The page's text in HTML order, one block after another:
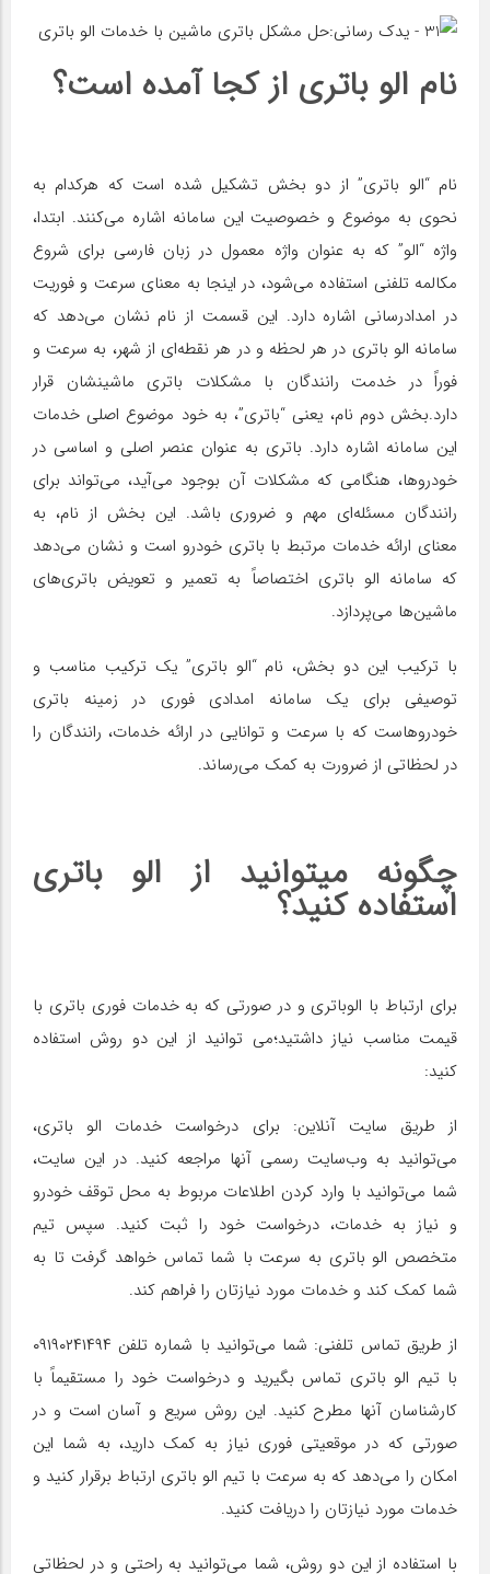
نام الو باتری از کجا آمده است؟
نام “الو باتری” از دو بخش تشکیل شده است که هرکدام به
نحوی به موضوع و خصوصیت این سامانه اشاره می‌کنند. ابتدا،
واژه “الو” که به عنوان واژه معمول در زبان فارسی برای شروع
مکالمه تلفنی استفاده می‌شود، در اینجا به معنای سرعت و فوریت
در امدادرسانی اشاره دارد. این قسمت از نام نشان می‌دهد که
سامانه الو باتری در هر لحظه و در هر نقطه‌ای از شهر، به سرعت و
فوراً در خدمت رانندگان با مشکلات باتری ماشینشان قرار
دارد.بخش دوم نام، یعنی “باتری”، به خود موضوع اصلی خدمات
این سامانه اشاره دارد. باتری به عنوان عنصر اصلی و اساسی در
خودروها، هنگامی که مشکلات آن بوجود می‌آید، می‌تواند برای
رانندگان مسئله‌ای مهم و ضروری باشد. این بخش از نام، به
معنای ارائه خدمات مرتبط با باتری خودرو است و نشان می‌دهد
که سامانه الو باتری اختصاصاً به تعمیر و تعویض باتری‌های
ماشین‌ها می‌پردازد.
با ترکیب این دو بخش، نام “الو باتری” یک ترکیب مناسب و
توصیفی برای یک سامانه امدادی فوری در زمینه باتری
خودروهاست که با سرعت و توانایی در ارائه خدمات، رانندگان را
در لحظاتی از ضرورت به کمک می‌رساند.
چگونه میتوانید از الو باتری
استفاده کنید؟
برای ارتباط با الوباتری و در صورتی که به خدمات فوری باتری با
قیمت مناسب نیاز داشتید؛می توانید از این دو روش استفاده
کنید:
از طریق سایت آنلاین: برای درخواست خدمات الو باتری،
می‌توانید به وب‌سایت رسمی آنها مراجعه کنید. در این سایت،
شما می‌توانید با وارد کردن اطلاعات مربوط به محل توقف خودرو
و نیاز به خدمات، درخواست خود را ثبت کنید. سپس تیم
متخصص الو باتری به سرعت با شما تماس خواهد گرفت تا به
شما کمک کند و خدمات مورد نیازتان را فراهم کند.
از طریق تماس تلفنی: شما می‌توانید با شماره تلفن ۰۹۱۹۰۲۴۱۴۹۴
با تیم الو باتری تماس بگیرید و درخواست خود را مستقیماً با
کارشناسان آنها مطرح کنید. این روش سریع و آسان است و در
صورتی که در موقعیتی فوری نیاز به کمک دارید، به شما این
امکان را می‌دهد که به سرعت با تیم الو باتری ارتباط برقرار کنید و
خدمات مورد نیازتان را دریافت کنید.
با استفاده از این دو روش، شما می‌توانید به راحتی و در لحظاتی